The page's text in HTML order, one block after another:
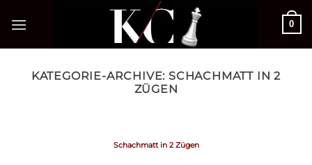
Inhalt
0
KATEGORIE-ARCHIVE:SCHACHMATT IN 2
ZÜGEN
Schachmatt in 2 Zügen